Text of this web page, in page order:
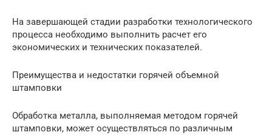
На завершающей стадии разработки технологического
процесса необходимо выполнить расчет его
экономических и технических показателей.
Преимущества и недостатки горячей объемной
штамповки
Обработка металла, выполняемая методом горячей
штамповки, может осуществляться по различным